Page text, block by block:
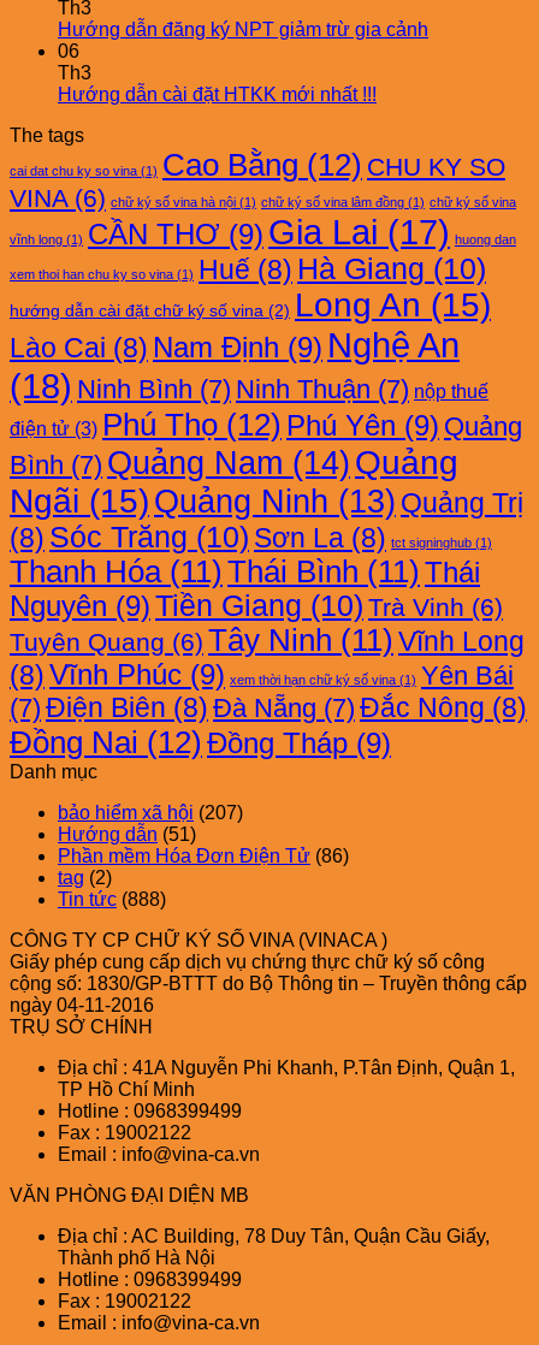
Th3
Hướng dẫn đăng ký NPT giảm trừ gia cảnh
06
Th3
Hướng dẫn cài đặt HTKK mới nhất !!!
The tags
cai dat chu ky so vina (1) Cao Bằng (12) CHU KY SO
VINA(6) chữ ký số vina hà nội (1) chữ ký số vina lâm đồng (1) chữ ký số vina
vĩnh long (1) CẦN THƠ (9) Gia Lai (17) huong dan
xem thoi han chu ky so vina (1) Huế (8) Hà Giang (10)
hướng dẫn cài đặt chữ ký số vina (2) Long An (15)
Lào Cai (8) Nam Định (9) Nghệ An
(18) Ninh Bình (7) Ninh Thuận (7) nộp thuế
điện tử (3) Phú Thọ (12) Phú Yên (9) Quảng
Bình (7) Quảng Nam (14)Quảng
Ngãi (15) Quảng Ninh (13) Quảng Trị
(8) Sóc Trăng (10) Sơn La (8) tct signinghub (1)
Thanh Hóa(11) Thái Bình (11) Thái
Nguyên (9)Tiền Giang (10) Trà Vinh (6)
Tuyên Quang (6) Tây Ninh (11) Vĩnh Long
(8)Vĩnh Phúc (9) xem thời hạn chữ ký số vina (1) Yên Bái
(7) Điện Biên (8) Đà Nẵng (7) Đắc Nông (8)
Đồng Nai (12) Đồng Tháp (9)
Danh mục
bảo hiểm xã hội (207)
Hướng dẫn (51)
Phần mềm Hóa Đơn Điện Tử (86)
tag (2)
Tin tức (888)
CÔNG TY CP CHỮ KÝ SỐ VINA (VINACA )
Giấy phép cung cấp dịch vụ chứng thực chữ ký số công
cộng số: 1830/GP-BTTT do Bộ Thông tin – Truyền thông cấp
ngày 04-11-2016
TRỤ SỞ CHÍNH
Địa chỉ : 41A Nguyễn Phi Khanh, P.Tân Định, Quận 1,
TP Hồ Chí Minh
Hotline : 0968399499
Fax : 19002122
Email : info@vina-ca.vn
VĂN PHÒNG ĐẠI DIỆN MB
Địa chỉ : AC Building, 78 Duy Tân, Quận Cầu Giấy,
Thành phố Hà Nội
Hotline : 0968399499
Fax : 19002122
Email : info@vina-ca.vn